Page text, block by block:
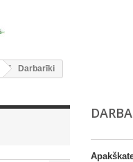
Darbarīki